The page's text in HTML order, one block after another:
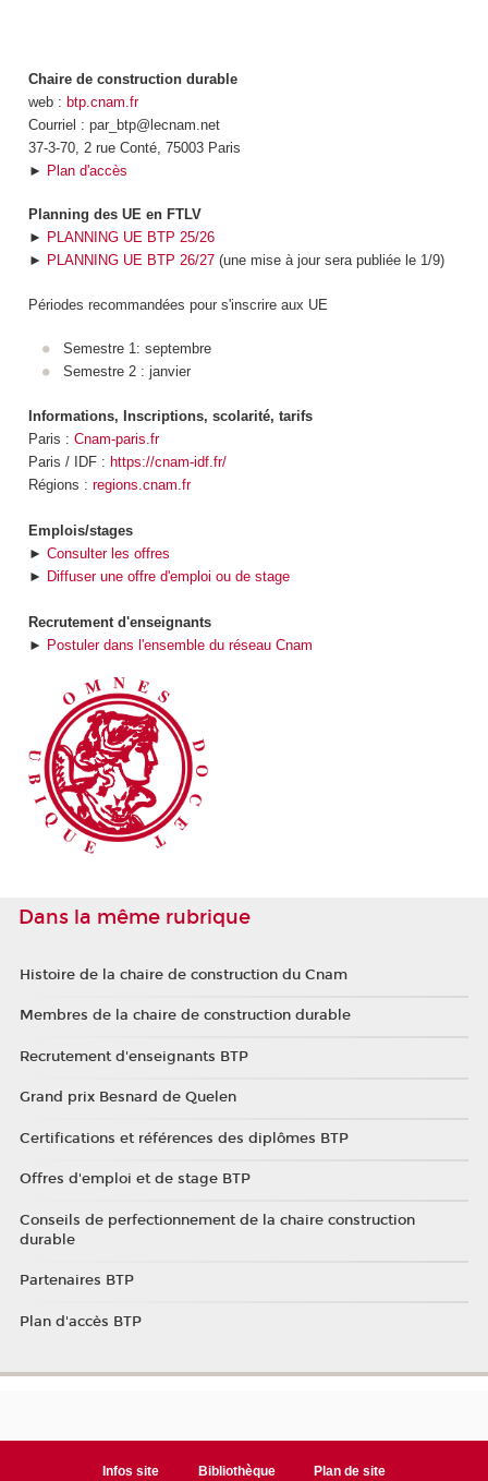
Chaire de construction durable
web : btp.cnam.fr
Courriel : par_btp@lecnam.net
37-3-70, 2 rue Conté, 75003 Paris
► Plan d'accès
Planning des UE en FTLV
► PLANNING UE BTP 25/26
► PLANNING UE BTP 26/27(une mise à jour sera publiée le 1/9)
Périodes recommandées pour s'inscrire aux UE
Semestre 1: septembre
Semestre 2 : janvier
Informations, Inscriptions, scolarité, tarifs
Paris : Cnam-paris.fr
Paris / IDF : https://cnam-idf.fr/
Régions : regions.cnam.fr
Emplois/stages
► Consulter les offres
► Diffuser une offre d'emploi ou de stage
Recrutement d'enseignants
► Postuler dans l'ensemble du réseau Cnam
Dans la même rubrique
Histoire de la chaire de construction du Cnam
Membres de la chaire de construction durable
Recrutement d'enseignants BTP
Grand prix Besnard de Quelen
Certifications et références des diplômes BTP
Offres d'emploi et de stage BTP
Conseils de perfectionnement de la chaire construction
durable
Partenaires BTP
Plan d'accès BTP
Infos site Bibliothèque Plan de site